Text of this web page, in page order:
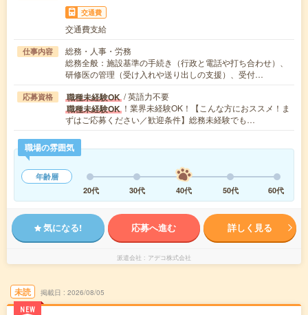
交通費
交通費支給
仕事内容
総務・人事・労務
総務全般：施設基準の手続き（行政と電話や打ち合わせ）、
研修医の管理（受け入れや送り出しの支援）、受付…
応募資格 職種未経験OK / 英語力不要
職種未経験OK ！業界未経験OK！【こんな方におススメ！ま
ずはご応募ください／歓迎条件】総務未経験でも…
職場の雰囲気
年齢層
20代
30代 40代 50代 60代
気になる! 応募へ進む 詳しく見る
派遣会社 アデコ株式会社
未読
NEW
掲載日 2026/08/05